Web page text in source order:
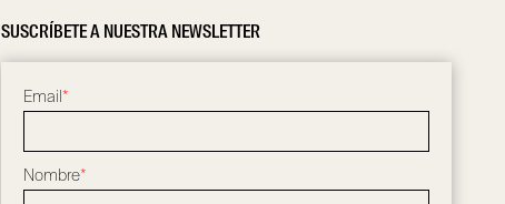
SUSCRÍBETE A NUESTRA NEWSLETTER
Email*
Nombre*